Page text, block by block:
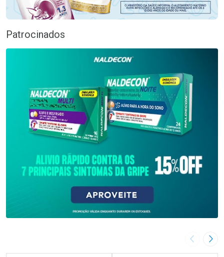
Patrocinados
Imagem